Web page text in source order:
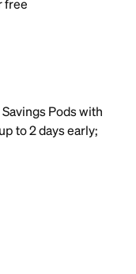
free
Pods with
to 2 days early;